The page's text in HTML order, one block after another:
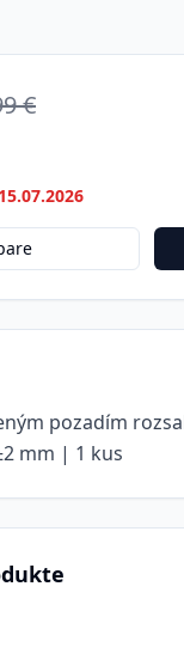
€
pozadím
mm | 1 kus